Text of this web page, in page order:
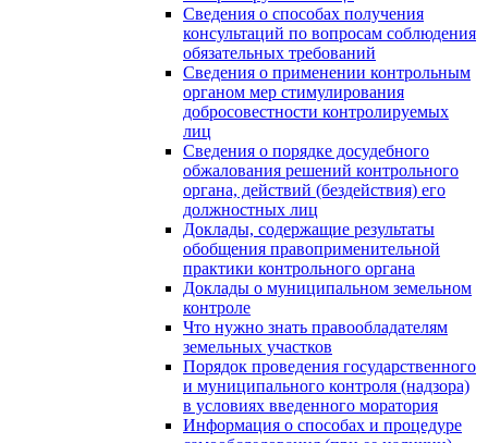
Сведения о способах получения
консультаций по вопросам соблюдения
обязательных требований
Сведения о применении контрольным
органом мер стимулирования
добросовестности контролируемых
лиц
Сведения о порядке досудебного
обжалования решений контрольного
органа, действий (бездействия) его
должностных лиц
Доклады, содержащие результаты
обобщения правоприменительной
практики контрольного органа
Доклады о муниципальном земельном
контроле
Что нужно знать правообладателям
земельных участков
Порядок проведения государственного
и муниципального контроля (надзора)
в условиях введенного моратория
Информация о способах и процедуре